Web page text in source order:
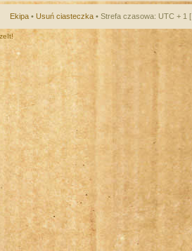
Ekipa • Usuń ciasteczka • Strefa czasowa: UTC + 1 [